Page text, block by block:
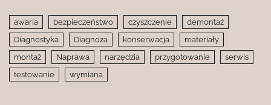
awaria bezpieczeństwo czyszczenie
demontaż
Diagnostyka
Diagnoza konserwacja
materiały
montaż
Naprawa narzędzia przygotowanie
serwis
testowanie
wymiana